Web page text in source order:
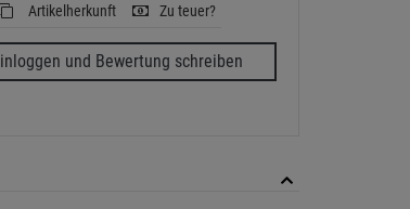
Artikelherkunft Zu teuer?
und Bewertung schreiben